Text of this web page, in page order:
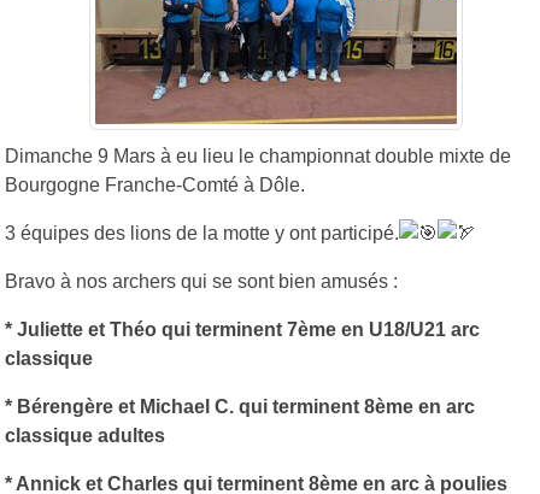
Dimanche 9 Mars à eu lieu le championnat double mixte de
Bourgogne Franche-Comté à Dôle.
3 équipes des lions de la motte y ont participé.
Bravo à nos archers qui se sont bien amusés :
* Juliette et Théo qui terminent 7ème en U18/U21 arc
classique
* Bérengère et Michael C. qui terminent 8ème en arc
classique adultes
* Annick et Charles qui terminent 8ème en arc à poulies